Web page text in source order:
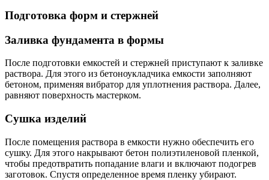
Подготовка форм и стержней
Заливка фундамента в формы
После подготовки емкостей и стержней приступают к заливке
раствора. Для этого из бетоноукладчика емкости заполняют
бетоном, применяя вибратор для уплотнения раствора. Далее,
равняют поверхность мастерком.
Сушка изделий
После помещения раствора в емкости нужно обеспечить его
сушку. Для этого накрывают бетон полиэтиленовой пленкой,
чтобы предотвратить попадание влаги и включают подогрев
заготовок. Спустя определенное время пленку убирают.